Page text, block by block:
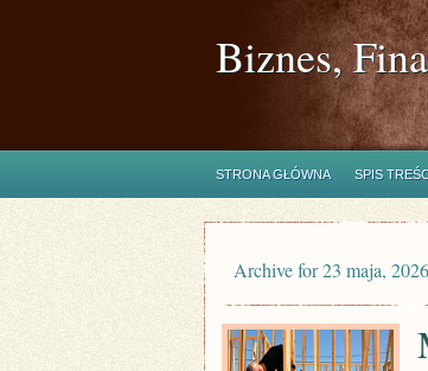
Biznes,
STRONA GŁÓWNA SPIS
Archive for 23 maja, 2026